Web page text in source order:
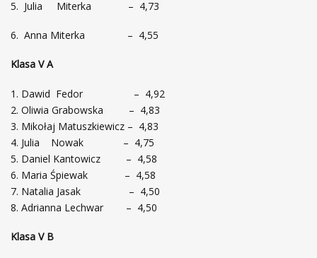
5. Julia Miterka – 4,73
6. Anna Miterka – 4,55
Klasa V A
Dawid Fedor – 4,92
Oliwia Grabowska – 4,83
Mikołaj Matuszkiewicz – 4,83
Julia Nowak – 4,75
Daniel Kantowicz – 4,58
Maria Śpiewak – 4,58
Natalia Jasak – 4,50
Adrianna Lechwar – 4,50
Klasa V B